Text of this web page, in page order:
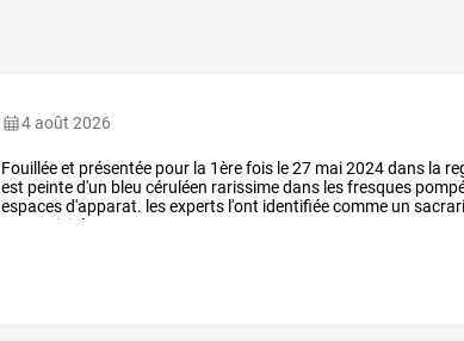
4 août 2026
Fouilléeet présentée pour la 1èrefois le27 mai2024dans la
est peinted'un bleu céruléen rarissimedans lesfresques
espacesd'apparat. lesexperts l'ont identifiéecomme un
activités